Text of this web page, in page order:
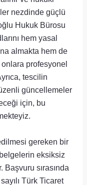
nezdinde güçlü
Hukuk Bürosu
hem yasal
almakta hem de
onlara profesyonel
tescilin
güncellemeler
için, bu
gereken bir
eksiksiz
Başvuru sırasında
Türk Ticaret